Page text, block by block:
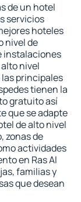
de un hotel
servicios
hoteles
nivel de
instalaciones
nivel
principales
tienen la
gratuito así
que se adapte
de alto nivel
zonas de
actividades
en Ras Al
familias y
que desean